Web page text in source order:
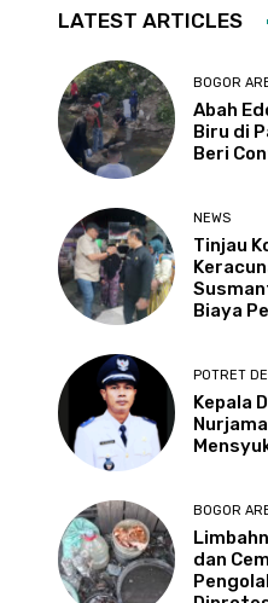
LATEST ARTICLES
BOGOR
Abah
Biru di
Beri
NEWS
Tinjau
Biaya
POTRET
Kepala
BOGOR
dan